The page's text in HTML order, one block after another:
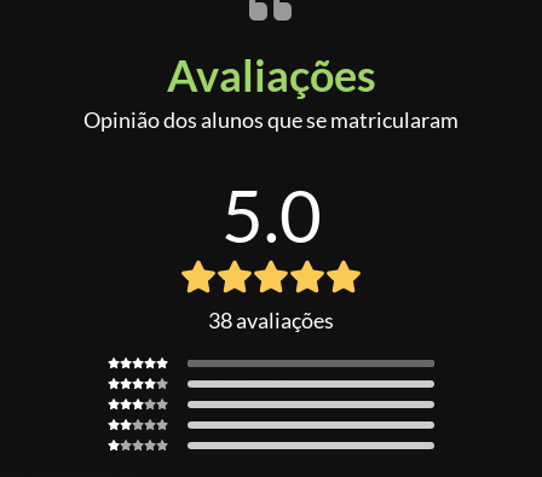
Avaliações
Opinião dos alunos que se matricularam
5.0
38 avaliações